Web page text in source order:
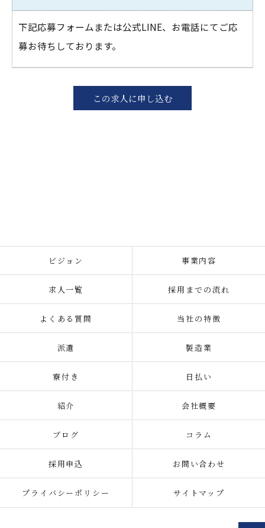
下記応募フォームまたは公式LINE、お電話にてご応
募お待ちしております。
この求人に申し込む
ビジョン 事業内容
求人一覧 採用までの流れ
よくある質問 当社の特徴
派遣 製造業
寮付き 日払い
紹介 会社概要
ブログ コラム
採用申込 お問い合わせ
プライバシーポリシー サイトマップ